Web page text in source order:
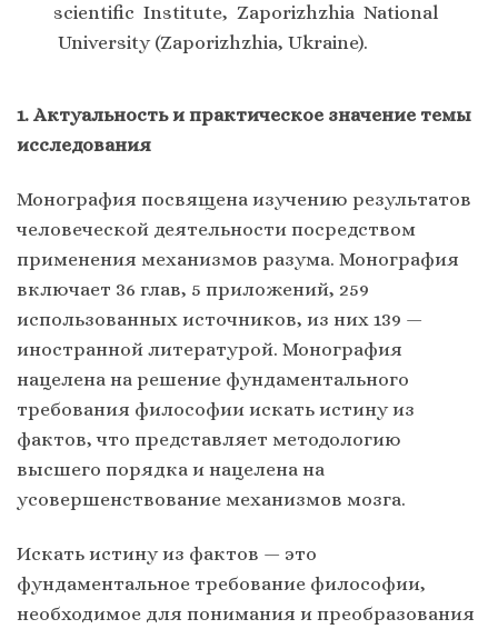
scientific Institute, Zaporizhzhia National
University (Zaporizhzhia, Ukraine).
1. Актуальность и практическое значение темы
исследования
Монография посвящена изучению результатов
человеческой деятельности посредством
применения механизмов разума. Монография
включает 36 глав, 5 приложений, 259
использованных источников, из них 139 —
иностранной литературой. Монография
нацелена на решение фундаментального
требования философии искать истину из
фактов, что представляет методологию
высшего порядка и нацелена на
усовершенствование механизмов мозга.
Искать истину из фактов — это
фундаментальное требование философии,
необходимое для понимания и преобразования